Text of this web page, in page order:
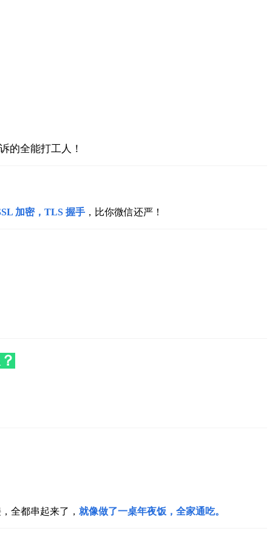
的全能打工人！
加密，TLS 握手 ，比你微信还严！
全都串起来了， 就像做了一桌年夜饭，全家通吃。